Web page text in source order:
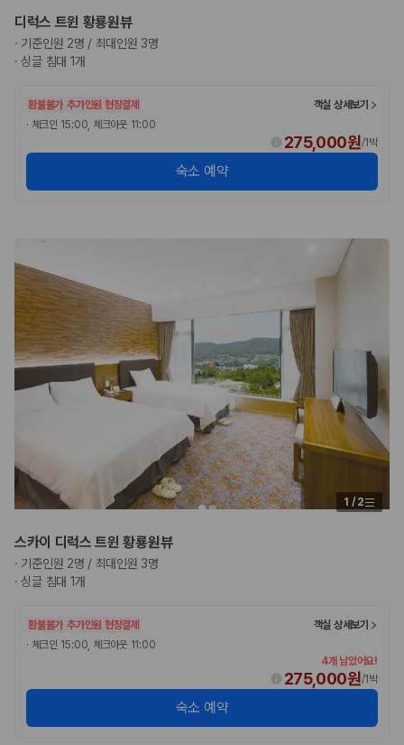
디럭스 트윈 황룡원뷰
· 기준인원 2명 / 최대인원 3명
·싱글 침대 1개
환불불가 추가인원 현장결제
객실 상세보기
· 체크인 15:00, 체크아웃 11:00
275,000원/1박
숙소 예약
1 / 2
스카이 디럭스 트윈 황룡원뷰
· 기준인원 2명 / 최대인원 3명
·싱글 침대 1개
환불불가 추가인원 현장결제
객실 상세보기
· 체크인 15:00, 체크아웃 11:00
4개 남았어요!
275,000원/1박
숙소 예약